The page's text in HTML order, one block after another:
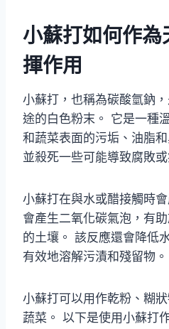
小蘇打如何作為
揮作用
小蘇打，也稱為碳酸氫鈉
途的白色粉末。 它是一種
和蔬菜表面的污垢、油脂
並殺死一些可能導致腐敗
小蘇打在與水或醋接觸時
會產生二氧化碳氣泡，有
的土壤。 該反應還會降低
有效地溶解污漬和殘留物。
小蘇打可以用作乾粉、糊
蔬菜。 以下是使用小蘇打